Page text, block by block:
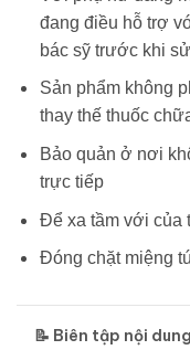
đang điều hỗ trợ
bác sỹ trước khi
Sản phẩm không
thay thế thuốc
Bảo quản ở nơi
trực tiếp
Để xa tầm với của
Đóng chặt miệng
📝 Biên tập nội